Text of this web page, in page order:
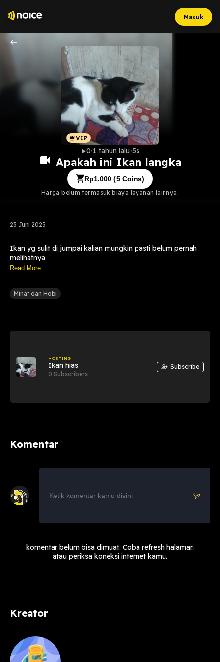
Masuk
0 1 tahun lalu 5s
Apakah ini Ikan langka
Rp1.000 (5Coins)
Harga belum termasuk biaya layanan lainnya.
23 Juni 2025
Ikan yg sulit di jumpai kalian mungkin pasti belum pernah
melihatnya
Read More
Minat dan Hobi
HOSTING
Ikan hias
0 Subscribers
Subscribe
Komentar
komentar belum bisa dimuat. Coba refresh halaman
atau periksa koneksi internet kamu.
Kreator